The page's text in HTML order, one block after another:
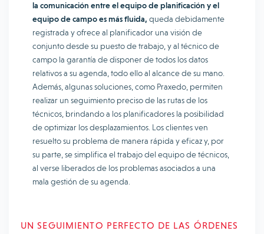
la comunicación entre el equipo de planificación y el
equipo de campo es más fluida, queda debidamente
registrada y ofrece al planificador una visión de
conjunto desde su puesto de trabajo, y al técnico de
campo la garantía de disponer de todos los datos
relativos a su agenda, todo ello al alcance de su mano.
Además, algunas soluciones, como Praxedo, permiten
realizar un seguimiento preciso de las rutas de los
técnicos, brindando a los planificadores la posibilidad
de optimizar los desplazamientos. Los clientes ven
resuelto su problema de manera rápida y eficaz y, por
su parte, se simplifica el trabajo del equipo de técnicos,
al verse liberados de los problemas asociados a una
mala gestión de su agenda.
UN SEGUIMIENTO PERFECTO DE LAS ÓRDENES